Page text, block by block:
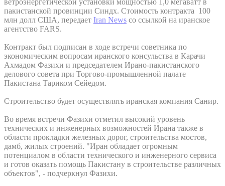
пакистанской провинции Синдх. Стоимость контракта 100
млн долл США, передает Iran News со ссылкой на иранское
агентство FARS.
Контракт был подписан в ходе встречи советника по
экономическим вопросам иранского консульства в Карачи
Ахмадом Фазихи и председателем Ирано-пакистанского
делового совета при Торгово-промышленной палате
Пакистана Тариком Сейедом.
Строительство будет осуществлять иранская компания Санир.
Во время встречи Фазихи отметил высокий уровень
технических и инженерных возможностей Ирана также в
области прокладки железных дорог, строительства мостов,
дамб, жилых строений. "Иран обладает огромным
потенциалом в области технического и инженерного сервиса
и готов оказать помощь Пакистану в строительстве различных
объектов", - подчеркнул Фазихи.